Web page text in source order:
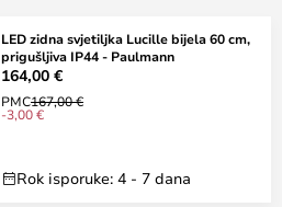
LED zidna svjetiljka Lucille bijela 60 cm,
prigušljiva IP44 - Paulmann
164,00 €
PMC167,00 €
-3,00 €
Rok isporuke: 4 - 7 dana